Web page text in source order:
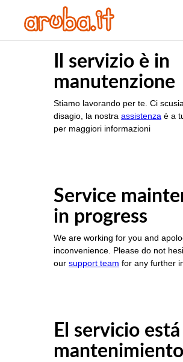
Il servizio è in
manutenzione
Stiamo lavorando per te. Ci
disagio, la nostra assistenza è a
per maggiori informazioni
Service
in progress
We are working for you and
inconvenience. Please do not
our support team for any further
El servicio
mantenimiento